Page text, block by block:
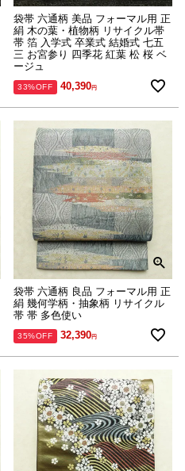
袋帯 六通柄 美品 フォーマル用 正
絹 木の葉・植物柄 リサイクル帯
帯 箔 入学式 卒業式 結婚式 七五
三 お宮参り 四季花 紅葉 松 桜 ベ
ージュ
33%OFF 40,390
袋帯 六通柄 良品 フォーマル用 正
絹 幾何学柄・抽象柄 リサイクル
帯 帯 多色使い
35%OFF 32,390